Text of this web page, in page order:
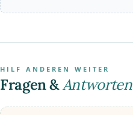
HILF ANDEREN WEITER
Fragen &Antworten